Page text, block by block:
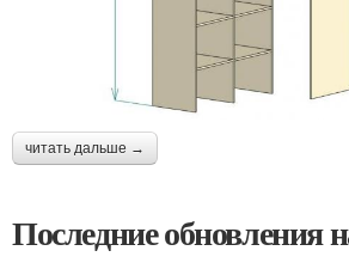
читать дальше →
Последние обновления